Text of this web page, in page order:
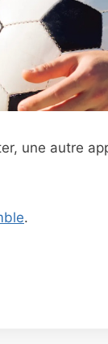
une autre
.